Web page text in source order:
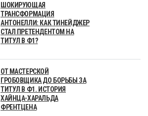
ШОКИРУЮЩАЯ
ТРАНСФОРМАЦИЯ
АНТОНЕЛЛИ: КАК ТИНЕЙДЖЕР
СТАЛ ПРЕТЕНДЕНТОМ НА
ТИТУЛ В Ф1?
ОТ МАСТЕРСКОЙ
ГРОБОВЩИКА ДО БОРЬБЫ ЗА
ТИТУЛ В Ф1. ИСТОРИЯ
ХАЙНЦА-ХАРАЛЬДА
ФРЕНТЦЕНА